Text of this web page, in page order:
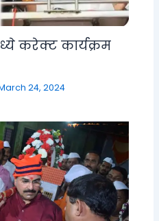
करेक्ट कार्यक्रम
24, 2024